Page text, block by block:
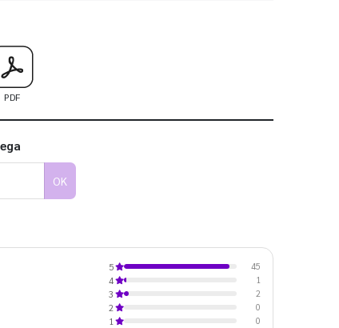
os nossos gabaritos
PDF
OK
5
45
4
1
3
2
2
0
1
0